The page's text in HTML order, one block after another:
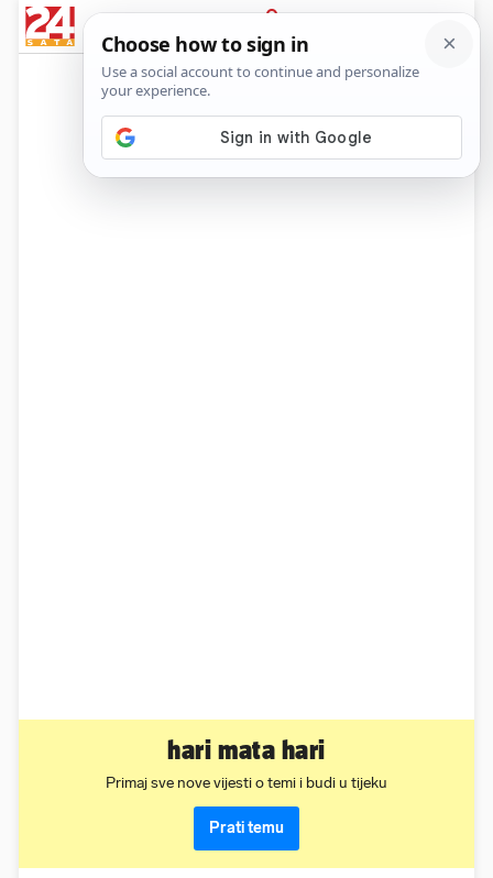
PRIJAVA
News
hari mata hari
Primaj sve nove vijesti o temi i budi u tijeku
Prati temu